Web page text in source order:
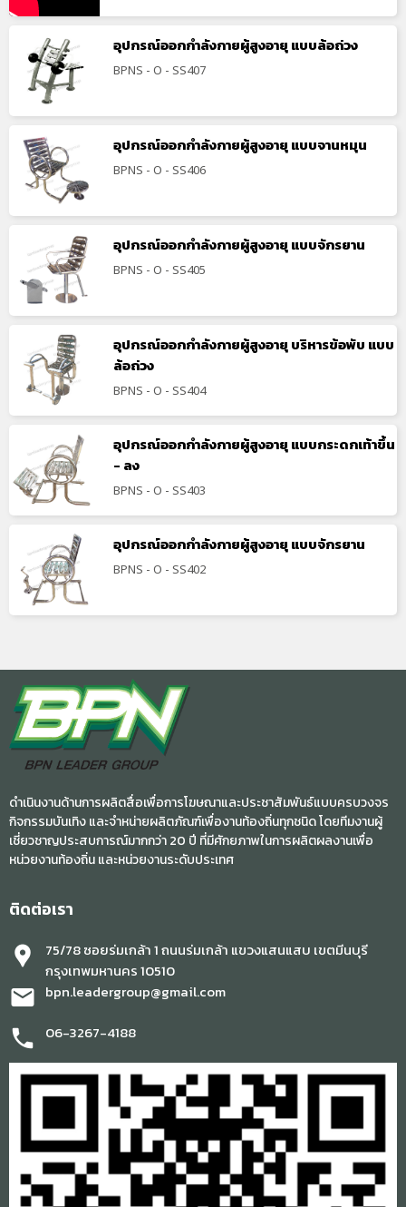
อุปกรณ์ออกกำลังกายผู้สูงอายุ แบบล้อถ่วง
BPNS - O - SS407
อุปกรณ์ออกกำลังกายผู้สูงอายุ แบบจานหมุน
BPNS - O - SS406
อุปกรณ์ออกกำลังกายผู้สูงอายุ แบบจักรยาน
BPNS - O - SS405
อุปกรณ์ออกกำลังกายผู้สูงอายุ บริหารข้อพับ แบบ
ล้อถ่วง
BPNS - O - SS404
อุปกรณ์ออกกำลังกายผู้สูงอายุ แบบกระดกเท้าขึ้น
- ลง
BPNS - O - SS403
อุปกรณ์ออกกำลังกายผู้สูงอายุ แบบจักรยาน
BPNS - O - SS402
ดำเนินงานด้านการผลิตสื่อเพื่อการโฆษณาและประชาสัมพันธ์แบบครบวงจร
กิจกรรมบันเทิง และจำหน่ายผลิตภัณฑ์เพื่องานท้องถิ่นทุกชนิด โดยทีมงานผู้
เชี่ยวชาญประสบการณ์มากกว่า 20 ปี ที่มีศักยภาพในการผลิตผลงานเพื่อ
หน่วยงานท้องถิ่น และหน่วยงานระดับประเทศ
ติดต่อเรา
location_pin
75/78 ซอยร่มเกล้า 1 ถนนร่มเกล้า แขวงแสนแสบ เขตมีนบุรี
กรุงเทพมหานคร 10510
mail bpn.leadergroup@gmail.com
phone 06-3267-4188